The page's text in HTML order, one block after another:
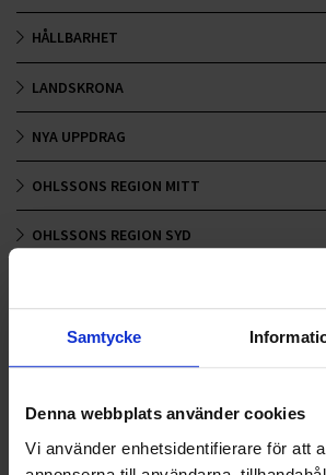
Samtycke
Denna webbplats använder cookies
Vi använder enhetsidentifierare för att
HÅLLBARHET
LANDSKRONA
NYA UPPDRAG
OHLSSONS REGION MITT
OHLSSONS REGION SYD
OHLSSONSKOLLEGOR